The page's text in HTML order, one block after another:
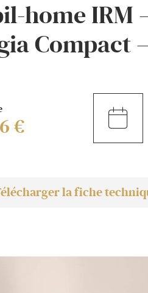
home IRM –
Compact
€
la fiche